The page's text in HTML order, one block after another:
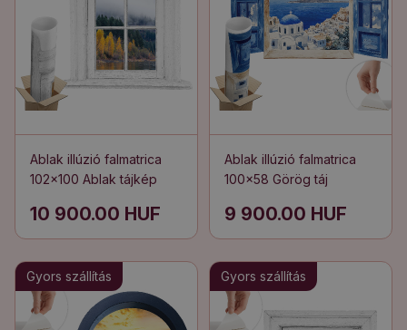
Ablak illúzió falmatrica
102x100 Ablak tájkép
10 900.00 HUF
Ablak illúzió falmatrica
100x58 Görög táj
9 900.00 HUF
Gyors szállítás Gyors szállítás